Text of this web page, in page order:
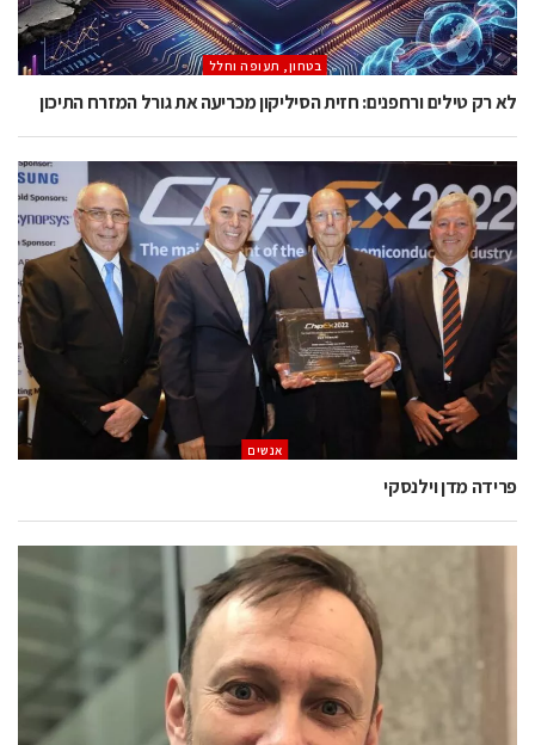
בטחון, תעופה וחלל
לא רק טילים ורחפנים: חזית הסיליקון מכריעה את גורל המזרח התיכון
אנשים
פרידה מדן וילנסקי